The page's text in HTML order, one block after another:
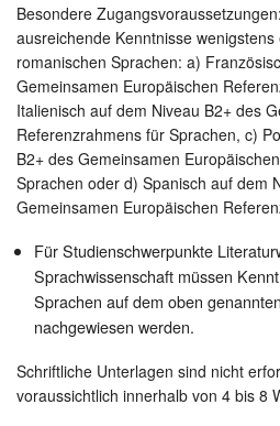
Besondere
ausreichende Kenntnisse
romanischen Sprachen: a)
Gemeinsamen Europäischen
Italienisch auf dem Niveau B2+ des
Referenzrahmens für Sprachen, c)
B2+ des Gemeinsamen
Sprachen oder d) Spanisch auf dem
Gemeinsamen Europäischen
Für Studienschwerpunkte
Sprachwissenschaft müssen
Sprachen auf dem oben
nachgewiesen werden.
Schriftliche Unterlagen sind nicht
voraussichtlich innerhalb von 4 bis 8